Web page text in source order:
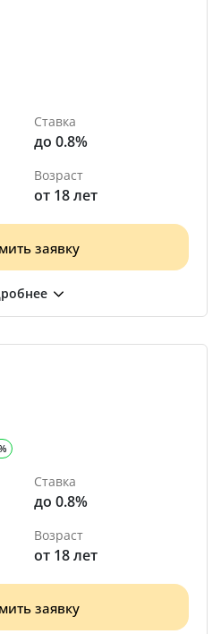
Ставка
до 0.8%
Возраст
от 18 лет
заявку
Ставка
до 0.8%
Возраст
от 18 лет
заявку